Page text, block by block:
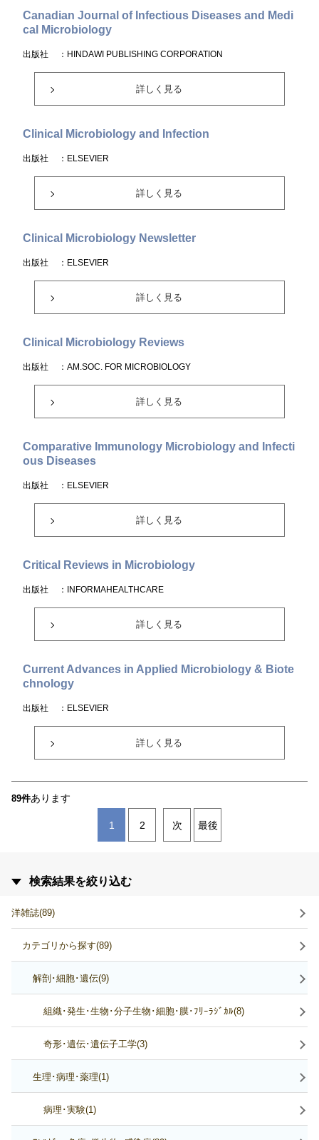
Canadian Journal of Infectious Diseases and Medi
cal Microbiology
出版社 ：HINDAWI PUBLISHING CORPORATION
詳しく見る
Clinical Microbiology and Infection
出版社 ：ELSEVIER
詳しく見る
Clinical Microbiology Newsletter
出版社 ：ELSEVIER
詳しく見る
Clinical Microbiology Reviews
出版社 ：AM.SOC. FOR MICROBIOLOGY
詳しく見る
Comparative Immunology Microbiology and Infecti
ous Diseases
出版社 ：ELSEVIER
詳しく見る
Critical Reviews in Microbiology
出版社 ：INFORMAHEALTHCARE
詳しく見る
Current Advances in Applied Microbiology & Biote
chnology
出版社 ：ELSEVIER
詳しく見る
89件あります
1 2 次 最後
検索結果を絞り込む
洋雑誌(89)
カテゴリから探す(89)
解剖･細胞･遺伝(9)
組織･発生･生物･分子生物･細胞･膜･ﾌﾘｰﾗｼﾞｶﾙ(8)
奇形･遺伝･遺伝子工学(3)
生理･病理･薬理(1)
病理･実験(1)